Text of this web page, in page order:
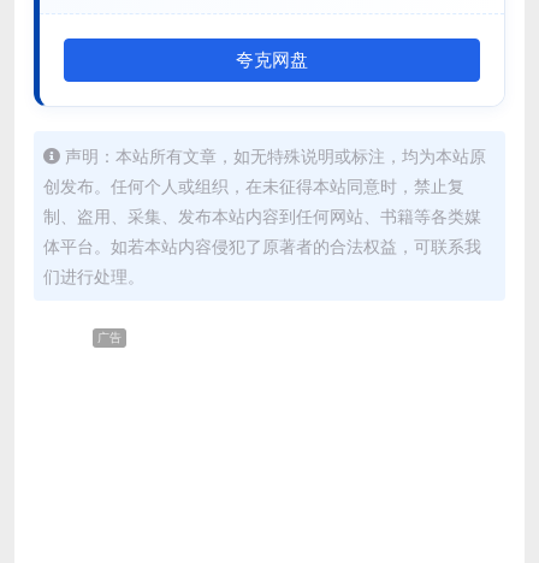
夸克网盘
声明：本站所有文章，如无特殊说明或标注，均为本站原
创发布。任何个人或组织，在未征得本站同意时，禁止复
制、盗用、采集、发布本站内容到任何网站、书籍等各类媒
体平台。如若本站内容侵犯了原著者的合法权益，可联系我
们进行处理。
广告